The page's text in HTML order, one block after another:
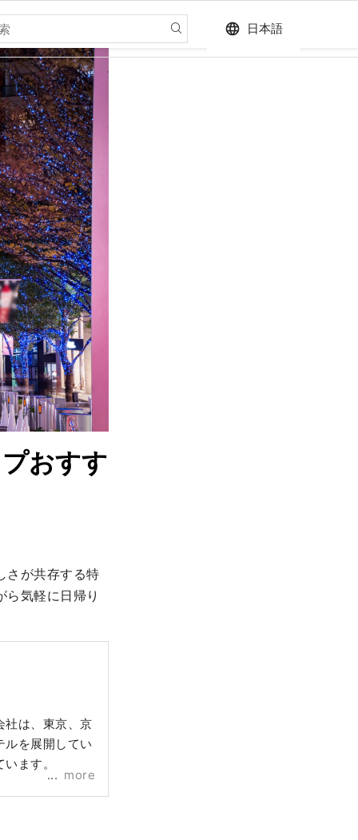
language 日本語
おすす
さが共存する特
気軽に日帰り
社は、東京、京
ルを展開してい
ます。
more